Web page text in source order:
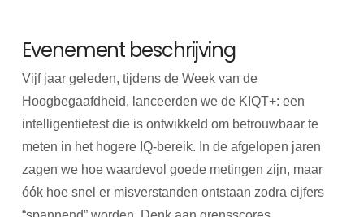
Evenement beschrijving
Vijf jaar geleden, tijdens de Week van de
Hoogbegaafdheid, lanceerden we de KIQT+: een
intelligentietest die is ontwikkeld om betrouwbaar te
meten in het hogere IQ-bereik. In de afgelopen jaren
zagen we hoe waardevol goede metingen zijn, maar
óók hoe snel er misverstanden ontstaan zodra cijfers